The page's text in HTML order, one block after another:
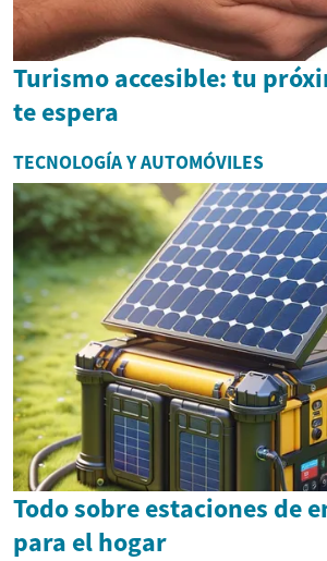
Turismo accesible: tu
te espera
TECNOLOGÍA Y AUTOMÓVILES
Todo sobre estaciones de
para el hogar